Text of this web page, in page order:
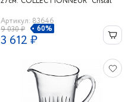
Артикул: 83646
9 030 ₽
60%
3 612 ₽